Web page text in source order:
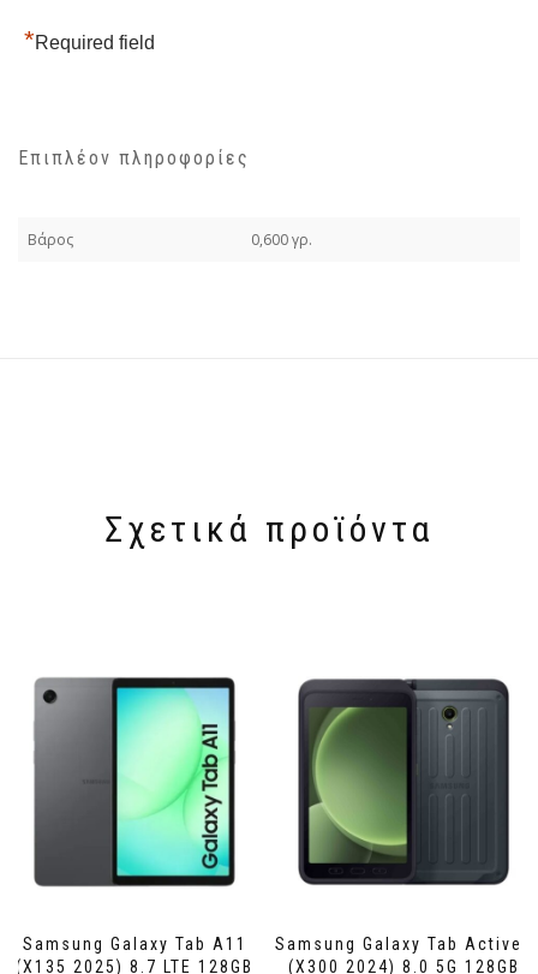
*Required field
Επιπλέον πληροφορίες
Βάρος 0,600 γρ.
Σχετικά προϊόντα
Samsung Galaxy Tab A11
(X135 2025) 8.7 LTE 128GB
Samsung Galaxy Tab Active5
(X300 2024) 8.0 5G 128GB